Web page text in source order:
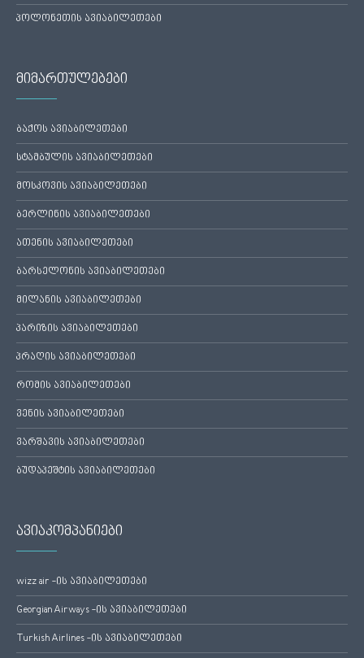
პოლონეთის ავიაბილეთები
მიმართულებები
ბაქოს ავიაბილეთები
სტამბულის ავიაბილეთები
მოსკოვის ავიაბილეთები
ბერლინის ავიაბილეთები
ათენის ავიაბილეთები
ბარსელონის ავიაბილეთები
მილანის ავიაბილეთები
პარიზის ავიაბილეთები
პრაღის ავიაბილეთები
რომის ავიაბილეთები
ვენის ავიაბილეთები
ვარშავის ავიაბილეთები
ბუდაპეშტის ავიაბილეთები
ავიაკომპანიები
wizz air -ის ავიაბილეთები
Georgian Airways -ის ავიაბილეთები
Turkish Airlines -ის ავიაბილეთები